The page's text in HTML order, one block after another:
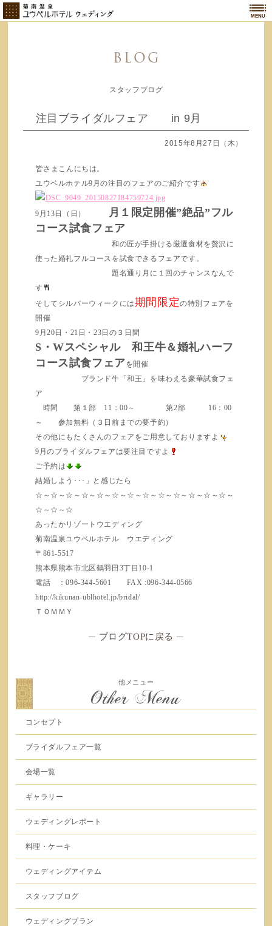
MENU
BLOG
スタッフブログ
注目ブライダルフェア in 9月
2015年8月27日（木）
皆さまこんにちは。
ユウベルホテル9月の注目のフェアのご紹介です
9月13日（日）
月１限定開催”絶品”フル
コース試食フェア
和の匠が手掛ける厳選食材を贅沢に
使った婚礼フルコースを試食できるフェアです。
題名通り月に１回のチャンスなんで
す
そしてシルバーウィークには期間限定の特別フェアを
開催
9月20日・21日・23日の３日間
S・Wスペシャル 和王牛＆婚礼ハーフ
コース試食フェアを開催
ブランド牛「和王」を味わえる豪華試食フェ
ア
時間 第１部 11：00～ 第2部 16：00
～ 参加無料（３日前までの要予約）
その他にもたくさんのフェアをご用意しておりますよ
9月のブライダルフェアは要注目ですよ
ご予約は
結婚しよう･･･」と感じたら
☆～☆～☆～☆～☆～☆～☆～☆～☆～☆～☆～☆～☆～
☆～☆～☆
あったかリゾートウエディング
菊南温泉ユウベルホテル ウエディング
〒861-5517
熊本県熊本市北区鶴羽田3丁目10-1
電話 ：096-344-5601 FAX :096-344-0566
http://kikunan-ublhotel.jp/bridal/
ＴＯＭＭＹ
─ ブログTOPに戻る ─
他メニュー
Other Menu
コンセプト
ブライダルフェア一覧
会場一覧
ギャラリー
ウェディングレポート
料理・ケーキ
ウェディングアイテム
スタッフブログ
ウェディングプラン